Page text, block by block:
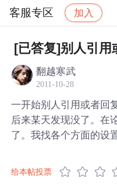
客服专区 加入
社区 客服专区
[已答复]别人引用
翻越寒武
2011-10-28
一开始别人引用或者回
后来某天发现没了。在
了。我找各个方面的设
给本帖投票